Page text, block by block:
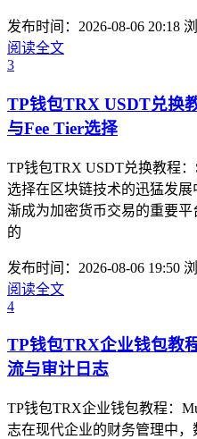
发布时间：2026-08-06 20:18
阅读全文
3
TP钱包TRX USDT兑换
与Fee Tier选择
TP钱包TRX USDT兑换教程：
选择在区块链技术的迅猛发
渐成为加密货币交易的重要平
的
发布时间：2026-08-06 19:50
阅读全文
4
TP钱包TRX企业钱包教
流与审计日志
TP钱包TRX企业钱包教程：
志在现代企业的财务管理中